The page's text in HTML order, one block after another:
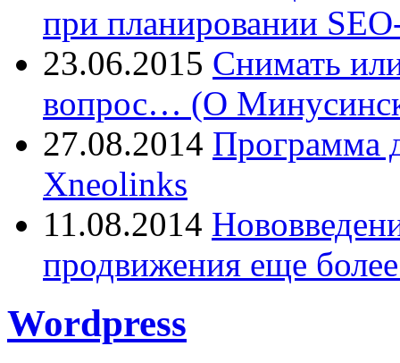
при планировании
23.06.2015 Снимать
вопрос… (О
27.08.2014 Программа
Xneolinks
11.08.2014
продвижения еще
Wordpress